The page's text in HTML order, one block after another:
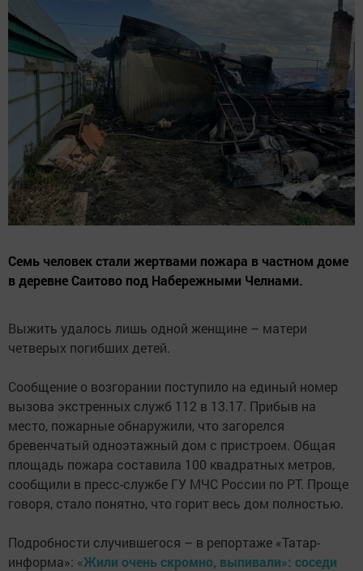
Семь человек стали жертвами пожара в частном доме
в деревне Саитово под Набережными Челнами.
Выжить удалось лишь одной женщине – матери
четверых погибших детей.
Сообщение о возгорании поступило на единый номер
вызова экстренных служб 112 в 13.17. Прибыв на
место, пожарные обнаружили, что загорелся
бревенчатый одноэтажный дом с пристроем. Общая
площадь пожара составила 100 квадратных метров,
сообщили в пресс-службе ГУ МЧС России по РТ. Проще
говоря, стало понятно, что горит весь дом полностью.
Подробности случившегося – в репортаже «Татар-
информа»: «Жили очень скромно, выпивали»: соседи